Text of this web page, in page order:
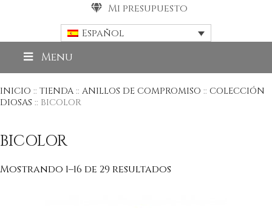
Mi presupuesto
Español
Menu
INICIO :: TIENDA :: ANILLOS DE COMPROMISO :: COLECCIÓN
DIOSAS :: BICOLOR
BICOLOR
Mostrando 1–16 de 29 resultados